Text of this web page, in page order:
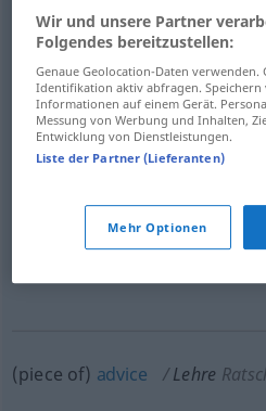
theory LehreLehrsatz
science LehreLehrsatz
LehreWarnung
(piece of) advice Lehre
Wir und unsere Partner
Folgendes bereitzustellen:
Genaue Geolocation-Daten verwenden.
Identifikation aktiv abfragen.
Informationen auf einem Gerät.
Messung von Werbung und Inhalten,
Entwicklung von Dienstleistungen.
Liste der Partner (Lieferanten)
Mehr Optionen